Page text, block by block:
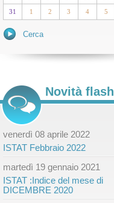
31 1 2 3 4 5
Cerca
Novità flash
venerdì 08 aprile 2022
ISTAT Febbraio 2022
martedì 19 gennaio 2021
ISTAT :Indice del mese di
DICEMBRE 2020